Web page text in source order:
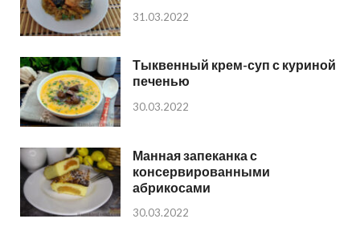
31.03.2022
Тыквенный крем-суп с куриной
печенью
30.03.2022
Манная запеканка с
консервированными
абрикосами
30.03.2022